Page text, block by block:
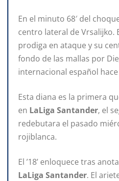
En el minuto 68′ del
centro lateral de Vrsalijko.
prodiga en ataque y su
fondo de las mallas por
internacional español hace
Esta diana es la primera
en LaLiga Santander, el
redebutara el pasado
rojiblanca.
El ’18’ enloquece tras
LaLiga Santander. El